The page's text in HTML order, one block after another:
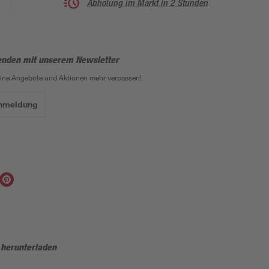
Abholung im Markt in 2 Stunden
mit unserem Newsletter
Angebote und Aktionen mehr verpassen!